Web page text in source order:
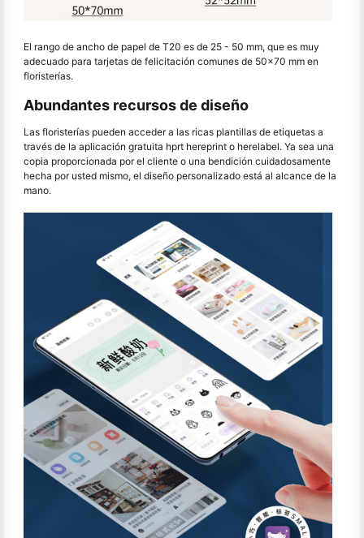
El rango de ancho de papel de T20 es de 25 - 50 mm, que es muy
adecuado para tarjetas de felicitación comunes de 50x70 mm en
floristerías.
Abundantes recursos de diseño
Las floristerías pueden acceder a las ricas plantillas de etiquetas a
través de la aplicación gratuita hprt hereprint o herelabel. Ya sea una
copia proporcionada por el cliente o una bendición cuidadosamente
hecha por usted mismo, el diseño personalizado está al alcance de la
mano.